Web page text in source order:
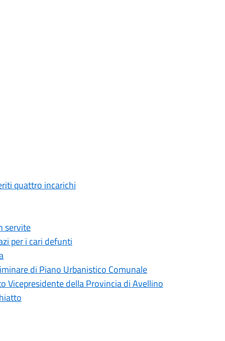
quattro incarichi
servite
per i cari defunti
di Piano Urbanistico Comunale
Vicepresidente della Provincia di Avellino